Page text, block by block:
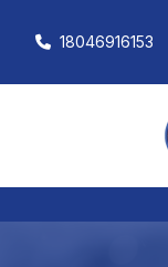
18046916153